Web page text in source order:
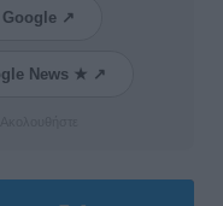
↗
News ★ ↗